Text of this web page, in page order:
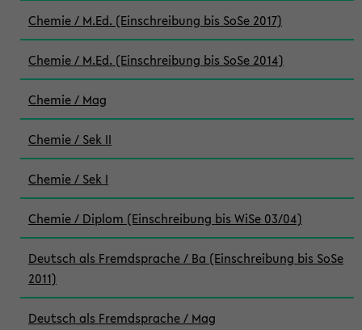
Chemie / M.Ed. (Einschreibung bis SoSe 2017)
Chemie / M.Ed. (Einschreibung bis SoSe 2014)
Chemie / Mag
Chemie / Sek II
Chemie / Sek I
Chemie / Diplom (Einschreibung bis WiSe 03/04)
Deutsch als Fremdsprache / Ba (Einschreibung bis SoSe
2011)
Deutsch als Fremdsprache / Mag